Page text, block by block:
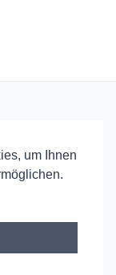
um Ihnen